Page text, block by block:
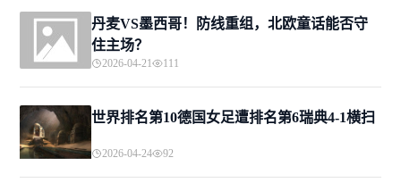
丹麦VS墨西哥！防线重组，北欧童话能否守
住主场？
2026-04-21 111
世界排名第10德国女足遭排名第6瑞典4-1横扫
2026-04-24 92